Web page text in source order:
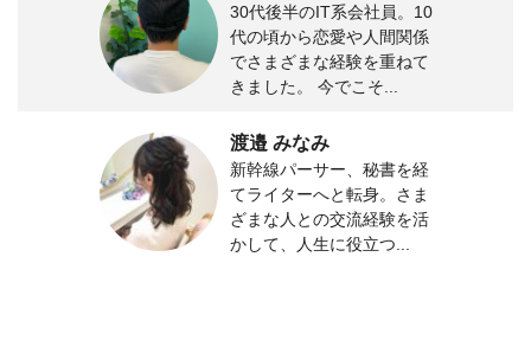
30代後半のIT系会社員。10
代の頃から恋愛や人間関係
でさまざまな経験を重ねて
きました。 今でこそ...
渡邉 みなみ
新幹線パーサー、秘書を経
てライターへと転身。さま
ざまな人との交流経験を活
かして、人生に役立つ...